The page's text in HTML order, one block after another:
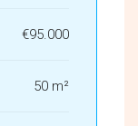
€95.000
50 m²